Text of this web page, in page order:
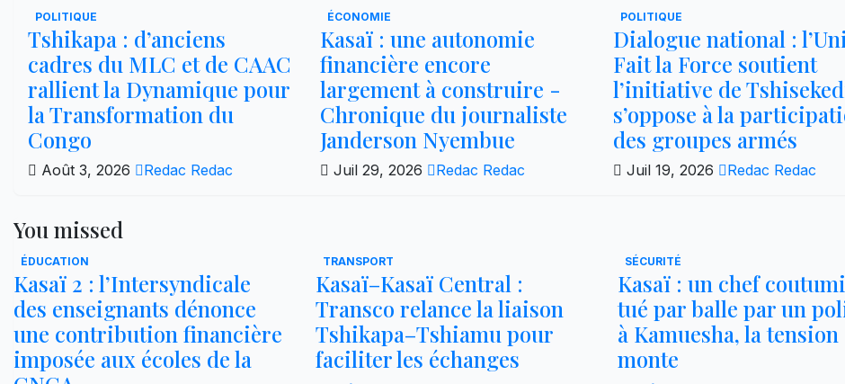
POLITIQUE
Tshikapa : d’anciens
cadres du MLC et de CAAC
rallient la Dynamique pour
la Transformation du
Congo
Août 3, 2026 Redac Redac
ÉCONOMIE
Kasaï : une autonomie
financière encore
largement à construire -
Chronique du journaliste
Janderson Nyembue
Juil 29, 2026 Redac Redac
POLITIQUE
Dialogue national :
Fait la Force soutient
l’initiative de
s’oppose à la
des groupes armés
Juil 19, 2026 Redac Redac
You missed
ÉDUCATION
Kasaï 2 : l’Intersyndicale
des enseignants dénonce
une contribution financière
imposée aux écoles de la
TRANSPORT
Kasaï–Kasaï Central :
Transco relance la liaison
Tshikapa–Tshiamu pour
faciliter les échanges
SÉCURITÉ
Kasaï : un chef
tué par balle par un
à Kamuesha, la tension
monte